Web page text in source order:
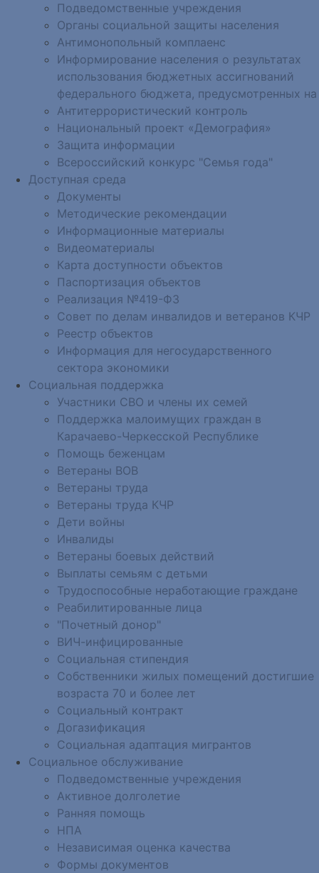
Подведомственные учреждения
Органы социальной защиты населения
Антимонопольный комплаенс
Информирование населения о результатах
использования бюджетных ассигнований
федерального бюджета, предусмотренных на
Антитеррористический контроль
Национальный проект «Демография»
Защита информации
Всероссийский конкурс "Семья года"
Доступная среда
Документы
Методические рекомендации
Информационные материалы
Видеоматериалы
Карта доступности объектов
Паспортизация объектов
Реализация №419-ФЗ
Совет по делам инвалидов и ветеранов КЧР
Реестр объектов
Информация для негосударственного
сектора экономики
Социальная поддержка
Участники СВО и члены их семей
Поддержка малоимущих граждан в
Карачаево-Черкесской Республике
Помощь беженцам
Ветераны ВОВ
Ветераны труда
Ветераны труда КЧР
Дети войны
Инвалиды
Ветераны боевых действий
Выплаты семьям с детьми
Трудоспособные неработающие граждане
Реабилитированные лица
"Почетный донор"
ВИЧ-инфицированные
Социальная стипендия
Собственники жилых помещений достигшие
возраста 70 и более лет
Социальный контракт
Догазификация
Социальная адаптация мигрантов
Социальное обслуживание
Подведомственные учреждения
Активное долголетие
Ранняя помощь
НПА
Независимая оценка качества
Формы документов